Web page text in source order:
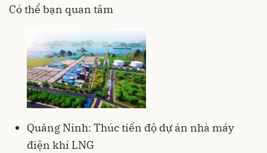
Có thể bạn quan tâm
Quảng Ninh: Thúc tiến độ dự án nhà máy
điện khí LNG